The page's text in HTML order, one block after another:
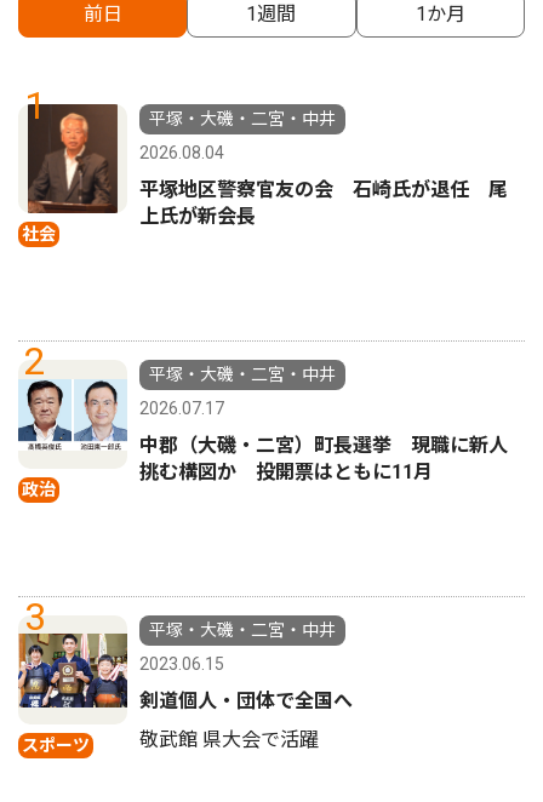
前日 1週間 1か月
1
社会
平塚・大磯・二宮・中井
2026.08.04
平塚地区警察官友の会 石崎氏が退任 尾
上氏が新会長
2
政治
平塚・大磯・二宮・中井
2026.07.17
中郡（大磯・二宮）町長選挙 現職に新人
挑む構図か 投開票はともに11月
3
スポーツ
平塚・大磯・二宮・中井
2023.06.15
剣道個人・団体で全国へ
敬武館 県大会で活躍